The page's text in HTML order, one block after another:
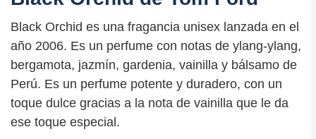
Black Orchid es una fragancia unisex lanzada en el
año 2006. Es un perfume con notas de ylang-ylang,
bergamota, jazmín, gardenia, vainilla y bálsamo de
Perú. Es un perfume potente y duradero, con un
toque dulce gracias a la nota de vainilla que le da
ese toque especial.